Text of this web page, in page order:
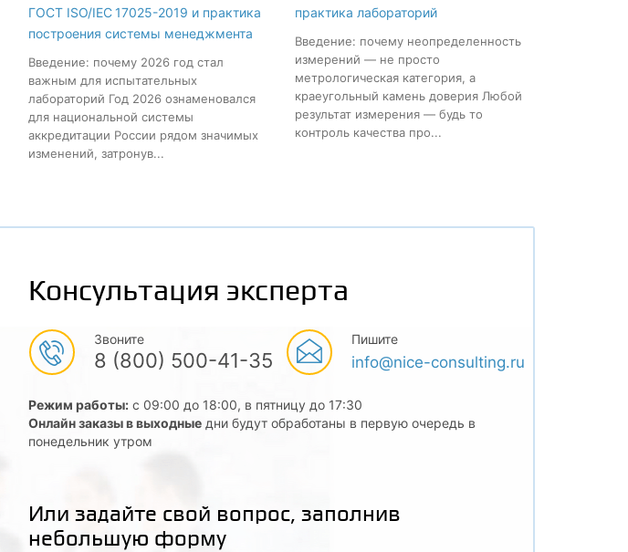
ГОСТ ISO/IEC 17025-2019 и практика
построения системы менеджмента
Введение: почему 2026 год стал
важным для испытательных
лабораторий Год 2026 ознаменовался
для национальной системы
аккредитации России рядом значимых
изменений, затронув...
практика лабораторий
Введение: почему неопределенность
измерений — не просто
метрологическая категория, а
краеугольный камень доверия Любой
результат измерения — будь то
контроль качества про...
Консультация эксперта
Звоните
8 (800) 500-41-35
Пишите
info@nice-consulting.ru
Режим работы:с 09:00 до 18:00, в пятницу до 17:30
Онлайн заказы в выходныедни будут обработаны в первую очередь в
понедельник утром
Или задайте свой вопрос, заполнив
небольшую форму